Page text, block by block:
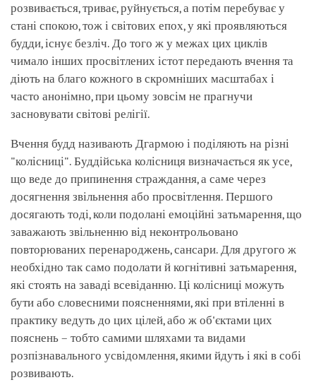
розвивається, триває, руйнується, а потім перебуває у
стані спокою, тож і світових епох, у які проявляються
будди, існує безліч. До того ж у межах цих циклів
чимало інших просвітлених істот передають вчення та
діють на благо кожного в скромніших масштабах і
часто анонімно, при цьому зовсім не прагнучи
засновувати світові релігії.
Вчення будд називають Дгармою і поділяють на різні
"колісниці". Буддійська колісниця визначається як усе,
що веде до припинення страждання, а саме через
досягнення звільнення або просвітлення. Першого
досягають тоді, коли подолані емоційні затьмарення, що
заважають звільненню від неконтрольовано
повторюваних перенароджень, сансари. Для другого ж
необхідно так само подолати й когнітивні затьмарення,
які стоять на заваді всевіданню. Ці колісниці можуть
бути або словесними поясненнями, які при втіленні в
практику ведуть до цих цілей, або ж об'єктами цих
пояснень – тобто самими шляхами та видами
розпізнавального усвідомлення, якими йдуть і які в собі
розвивають.